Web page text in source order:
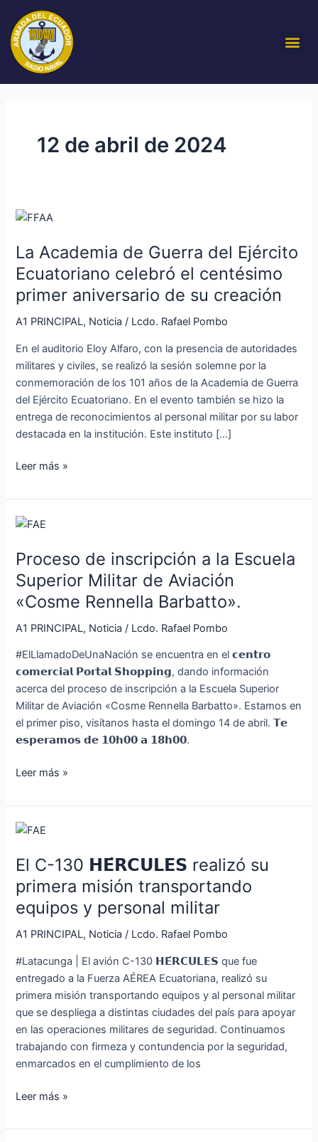
contenido
12 de abril de 2024
La Academia de Guerra del Ejército
Ecuatoriano celebró el centésimo
primer aniversario de su creación
A1 PRINCIPAL, Noticia / Lcdo. Rafael Pombo
En el auditorio Eloy Alfaro, con la presencia de autoridades
militares y civiles, se realizó la sesión solemne por la
conmemoración de los 101 años de la Academia de Guerra
del Ejército Ecuatoriano. En el evento también se hizo la
entrega de reconocimientos al personal militar por su labor
destacada en la institución. Este instituto […]
La
de
Guerra
Ejército
Ecuatoriano
el
centésimo
primer
aniversario
de
su
Leer más »
Proceso de inscripción a la Escuela
Superior Militar de Aviación
«Cosme Rennella Barbatto».
A1 PRINCIPAL, Noticia / Lcdo. Rafael Pombo
#ElLlamadoDeUnaNación se encuentra en el 𝗰𝗲𝗻𝘁𝗿𝗼
𝗰𝗼𝗺𝗲𝗿𝗰𝗶𝗮𝗹 𝗣𝗼𝗿𝘁𝗮𝗹 𝗦𝗵𝗼𝗽𝗽𝗶𝗻𝗴, dando información
acerca del proceso de inscripción a la Escuela Superior
Militar de Aviación «Cosme Rennella Barbatto». Estamos en
el primer piso, visítanos hasta el domingo 14 de abril. 𝗧𝗲
𝗲𝘀𝗽𝗲𝗿𝗮𝗺𝗼𝘀 𝗱𝗲 𝟭𝟬𝗵𝟬𝟬 𝗮 𝟭𝟴𝗵𝟬𝟬.
Proceso
inscripción
a
la
Escuela
Superior
de
Aviación
«Cosme
Rennella
Barbatto».
Leer más »
El C-130 𝗛𝗘́𝗥𝗖𝗨𝗟𝗘𝗦 realizó su
primera misión transportando
equipos y personal militar
A1 PRINCIPAL, Noticia / Lcdo. Rafael Pombo
#Latacunga | El avión C-130 𝗛𝗘́𝗥𝗖𝗨𝗟𝗘𝗦 que fue
entregado a la Fuerza AÉREA Ecuatoriana, realizó su
primera misión transportando equipos y al personal militar
que se despliega a distintas ciudades del país para apoyar
en las operaciones militares de seguridad. Continuamos
trabajando con firmeza y contundencia por la seguridad,
enmarcados en el cumplimiento de los
El
130
𝗛𝗘́𝗥𝗖𝗨𝗟𝗘𝗦
realizó
su
primera
transportando
equipos
y
personal
militar
Leer más »